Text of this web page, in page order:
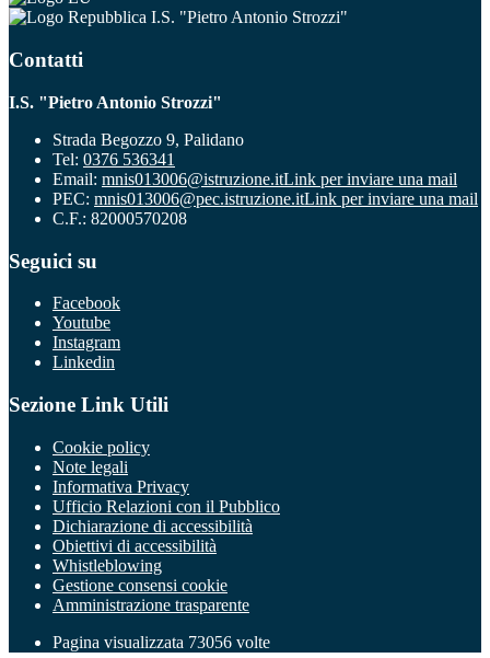
I.S. "Pietro Antonio Strozzi"
Contatti
I.S. "Pietro Antonio Strozzi"
Strada Begozzo 9, Palidano
Tel: 0376 536341
Email: mnis013006@istruzione.itLink per inviare una mail
PEC: mnis013006@pec.istruzione.itLink per inviare una mail
C.F.: 82000570208
Seguici su
Facebook
Youtube
Instagram
Linkedin
Sezione Link Utili
Cookie policy
Note legali
Informativa Privacy
Ufficio Relazioni con il Pubblico
Dichiarazione di accessibilità
Obiettivi di accessibilità
Whistleblowing
Gestione consensi cookie
Amministrazione trasparente
Pagina visualizzata 73056 volte